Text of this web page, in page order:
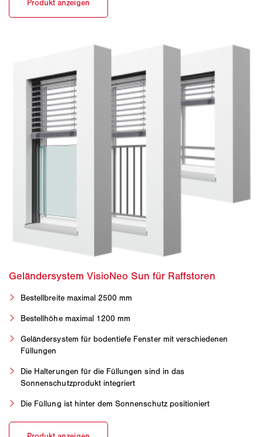
Bestellbreite maximal 2500 mm
Bestellhöhe maximal 1200 mm
Geländersystem für bodentiefe Fenster mit verschiedenen
Füllungen
Die Halterungen für die Füllungen sind in das
Sonnenschutzprodukt integriert
Die Füllung ist hinter dem Sonnenschutz positioniert